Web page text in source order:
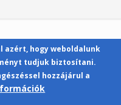
azért, hogy weboldalunk
tudjuk biztosítani.
hozzájárul a